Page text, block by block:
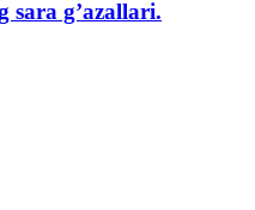
sara g’azallari.